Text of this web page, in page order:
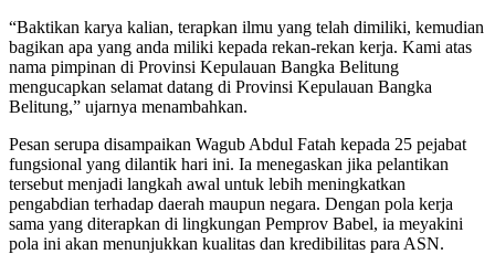
“Baktikan karya kalian, terapkan ilmu yang telah dimiliki, kemudian
bagikan apa yang anda miliki kepada rekan-rekan kerja. Kami atas
nama pimpinan di Provinsi Kepulauan Bangka Belitung
mengucapkan selamat datang di Provinsi Kepulauan Bangka
Belitung,” ujarnya menambahkan.
Pesan serupa disampaikan Wagub Abdul Fatah kepada 25 pejabat
fungsional yang dilantik hari ini. Ia menegaskan jika pelantikan
tersebut menjadi langkah awal untuk lebih meningkatkan
pengabdian terhadap daerah maupun negara. Dengan pola kerja
sama yang diterapkan di lingkungan Pemprov Babel, ia meyakini
pola ini akan menunjukkan kualitas dan kredibilitas para ASN.